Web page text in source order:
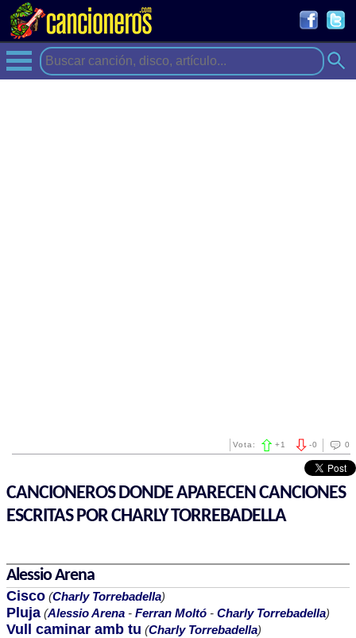
0
-0
Vota: +1
CANCIONEROS DONDE APARECEN CANCIONES
ESCRITAS POR CHARLY TORREBADELLA
Alessio Arena
Cisco (Charly Torrebadella)
Pluja (Alessio Arena - Ferran Moltó - Charly Torrebadella)
Vull caminar amb tu (Charly Torrebadella)